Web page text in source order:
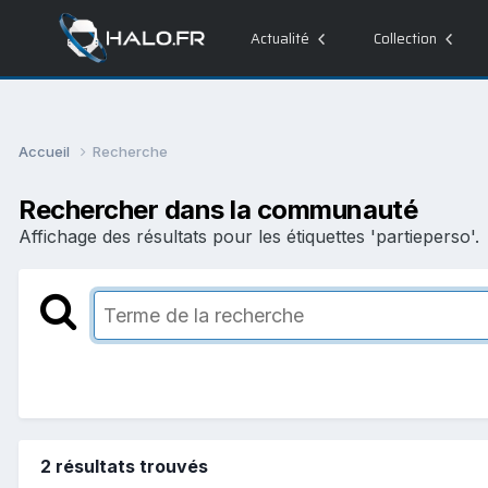
Actualité Collection
Accueil Recherche
Rechercher dans la communauté
Affichage des résultats pour les étiquettes 'partieperso'.
2 résultats trouvés